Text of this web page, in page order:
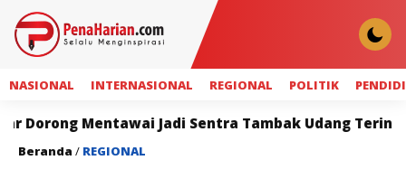
NASIONAL INTERNASIONAL REGIONAL POLITIK
Mentawai Jadi Sentra Tambak Udang Terintegrasi
Beranda / REGIONAL